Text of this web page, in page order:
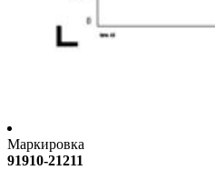
Маркировка
91910-21211